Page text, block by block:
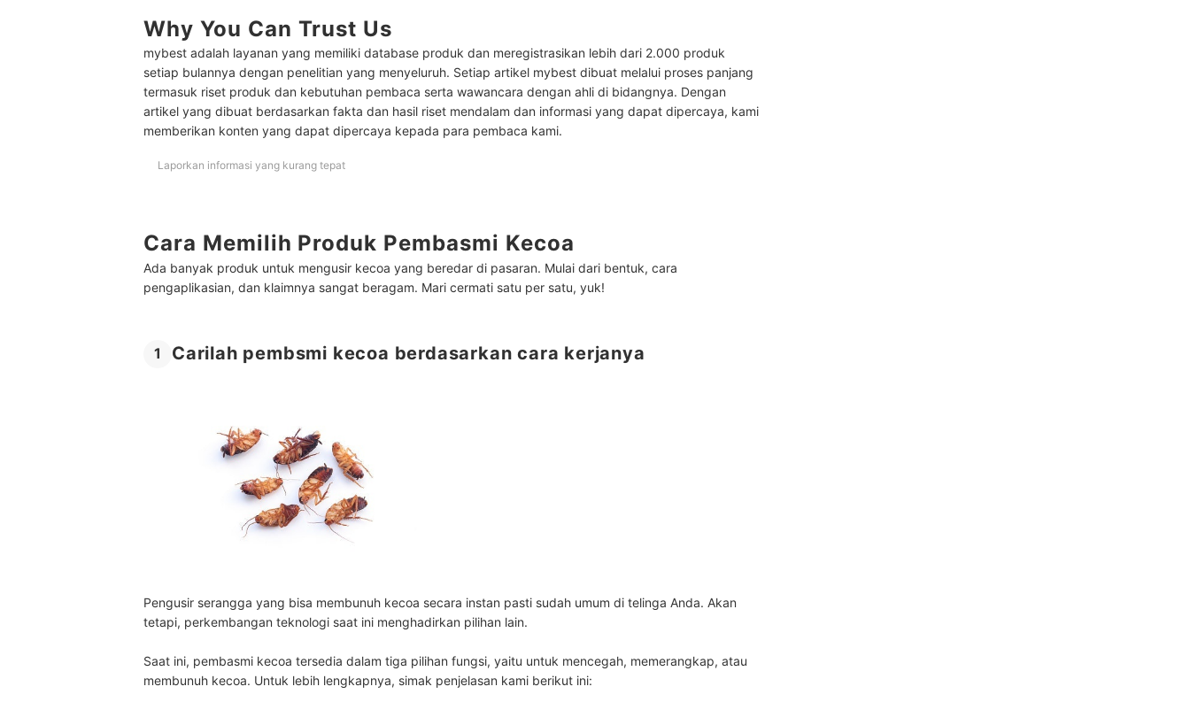
Peringkat Produk Pengusir Kecoa Terbaik
Pertanyaan umum seputar mengusir kecoa
Mengapa di rumah banyak kecoa?
Berapa lama kecoa mati setelah disemprot?
Why You Can Trust Us
mybest adalah layanan yang memiliki database produk dan meregistrasikan lebih dari 2.000 produk
setiap bulannya dengan penelitian yang menyeluruh. Setiap artikel mybest dibuat melalui proses panjang
termasuk riset produk dan kebutuhan pembaca serta wawancara dengan ahli di bidangnya. Dengan
artikel yang dibuat berdasarkan fakta dan hasil riset mendalam dan informasi yang dapat dipercaya, kami
memberikan konten yang dapat dipercaya kepada para pembaca kami.
Laporkan informasi yang kurang tepat
Cara Memilih Produk Pembasmi Kecoa
Ada banyak produk untuk mengusir kecoa yang beredar di pasaran. Mulai dari bentuk, cara
pengaplikasian, dan klaimnya sangat beragam. Mari cermati satu per satu, yuk!
1 Carilah pembsmi kecoa berdasarkan cara kerjanya
Pengusir serangga yang bisa membunuh kecoa secara instan pasti sudah umum di telinga Anda. Akan
tetapi, perkembangan teknologi saat ini menghadirkan pilihan lain.
Saat ini, pembasmi kecoa tersedia dalam tiga pilihan fungsi, yaitu untuk mencegah, memerangkap, atau
membunuh kecoa. Untuk lebih lengkapnya, simak penjelasan kami berikut ini: